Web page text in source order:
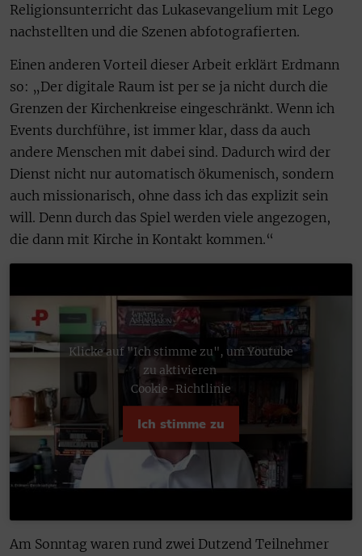
Religionsunterricht das Lukasevangelium mit Lego
nachstellten und die Szenen abfotografierten.
Einen anderen Vorteil dieser Arbeit erklärt Erdmann
so: „Der digitale Raum ist per se ja nicht durch die
Grenzen der Kirchenkreise eingeschränkt. Wenn ich
Events durchführe, ist immer klar, dass da auch
andere Menschen mit dabei sind. Dadurch wird der
Dienst nicht nur automatisch ökumenisch, sondern
auch missionarisch, ohne dass ich das explizit sein
will. Denn durch das Spiel werden viele angezogen,
die dann mit Kirche in Kontakt kommen.“
Klicke auf "Ich stimme zu", um Youtube
zu aktivieren
Cookie-Richtlinie
Ich stimme zu
Am Sonntag waren rund zwei Dutzend Teilnehmer